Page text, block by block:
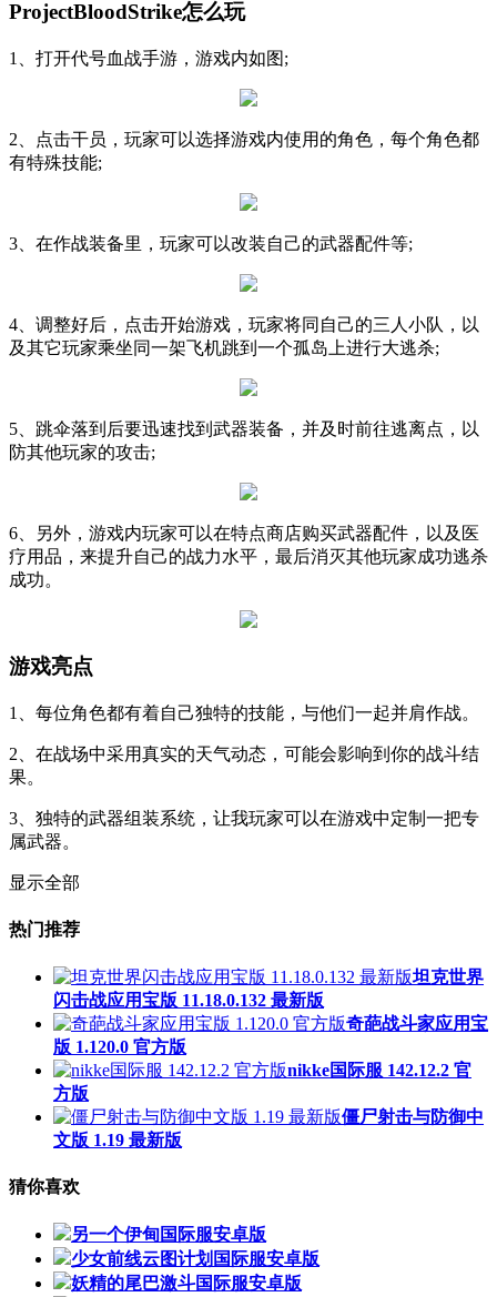
ProjectBloodStrike怎么玩
1、打开代号血战手游，游戏内如图;
2、点击干员，玩家可以选择游戏内使用的角色，每个角色都
有特殊技能;
3、在作战装备里，玩家可以改装自己的武器配件等;
4、调整好后，点击开始游戏，玩家将同自己的三人小队，以
及其它玩家乘坐同一架飞机跳到一个孤岛上进行大逃杀;
5、跳伞落到后要迅速找到武器装备，并及时前往逃离点，以
防其他玩家的攻击;
6、另外，游戏内玩家可以在特点商店购买武器配件，以及医
疗用品，来提升自己的战力水平，最后消灭其他玩家成功逃杀
成功。
游戏亮点
1、每位角色都有着自己独特的技能，与他们一起并肩作战。
2、在战场中采用真实的天气动态，可能会影响到你的战斗结
果。
3、独特的武器组装系统，让我玩家可以在游戏中定制一把专
属武器。
显示全部
热门推荐
坦克世界
闪击战应用宝版 11.18.0.132 最新版
奇葩战斗家应用宝
版 1.120.0 官方版
nikke国际服 142.12.2 官
方版
僵尸射击与防御中
文版 1.19 最新版
猜你喜欢
另一个伊甸国际服安卓版
少女前线云图计划国际服安卓版
妖精的尾巴激斗国际服安卓版